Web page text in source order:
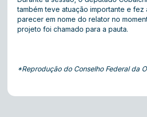
também teve atuação importante e fez
parecer em nome do relator no
projeto foi chamado para a pauta.
*Reprodução do Conselho Federal da